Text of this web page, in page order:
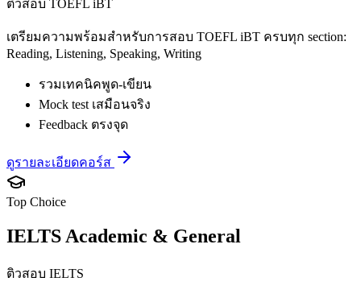
ติวสอบ TOEFL iBT
เตรียมความพร้อมสำหรับการสอบ TOEFL iBT ครบทุก section:
Reading, Listening, Speaking, Writing
รวมเทคนิคพูด-เขียน
Mock test เสมือนจริง
Feedback ตรงจุด
ดูรายละเอียดคอร์ส
Top Choice
IELTS Academic & General
ติวสอบ IELTS